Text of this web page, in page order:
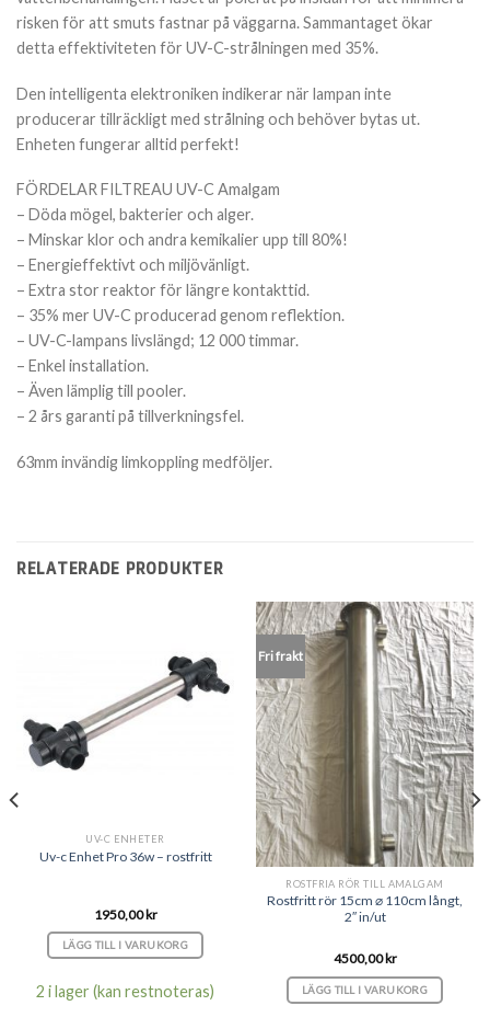
risken för att smuts fastnar på väggarna. Sammantaget ökar
detta effektiviteten för UV-C-strålningen med 35%.
Den intelligenta elektroniken indikerar när lampan inte
producerar tillräckligt med strålning och behöver bytas ut.
Enheten fungerar alltid perfekt!
FÖRDELAR FILTREAU UV-C Amalgam
– Döda mögel, bakterier och alger.
– Minskar klor och andra kemikalier upp till 80%!
– Energieffektivt och miljövänligt.
– Extra stor reaktor för längre kontakttid.
– 35% mer UV-C producerad genom reflektion.
– UV-C-lampans livslängd; 12 000 timmar.
– Enkel installation.
– Även lämplig till pooler.
– 2 års garanti på tillverkningsfel.
63mm invändig limkoppling medföljer.
RELATERADE PRODUKTER
UV-C ENHETER
Uv-c Enhet Pro 36w – rostfritt
1950,00kr
LÄGG TILL I VARUKORG
2 i lager (kan restnoteras)
Fri frakt
ROSTFRIA RÖR TILL AMALGAM
Rostfritt rör 15cm ⌀ 110cm långt,
2″ in/ut
4500,00kr
LÄGG TILL I VARUKORG